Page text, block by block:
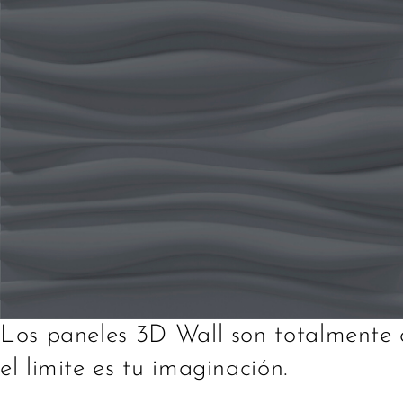
Los paneles 3D Wall son totalmente
el limite es tu imaginación.